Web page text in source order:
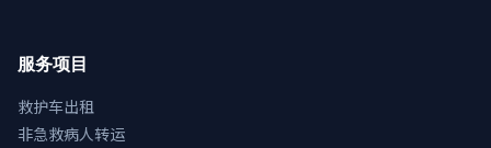
服务项目
救护车出租
非急救病人转运